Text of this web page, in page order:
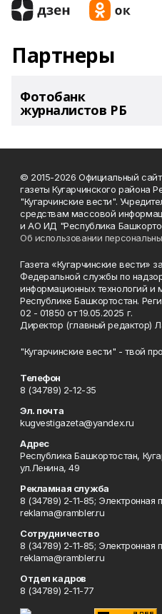
Партнеры
Фотобанк
журналистов РБ
© 2015-2026 Официальный
газеты Кугарчинского района
"Кугарчинские вести".
средствам массовой
и АО ИД "Республика
Об использовании
Газета «Кугарчинские вести»
Федеральной службы по
информационных технологий
Республике Башкортостан.
02 - 01850 от 19.05.2025 г.
Директор (главный редактор)
"Кугарчинские вести" - твой
Телефон
8 (34789) 2-12-35
Эл. почта
kugvestigazeta@yandex.ru
Адрес
Республика Башкортостан,
ул.Ленина, 49
Рекламная служба
8 (34789) 2-11-85; Электронная
reklama@rambler.ru
Сотрудничество
8 (34789) 2-11-85; Электронная
reklama@rambler.ru
Отдел кадров
8 (34789) 2-11-77